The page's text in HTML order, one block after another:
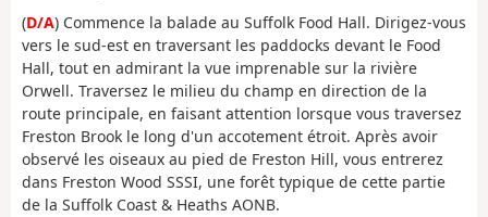
(D/A) Commence la balade au Suffolk Food Hall. Dirigez-vous
vers le sud-est en traversant les paddocks devant le Food
Hall, tout en admirant la vue imprenable sur la rivière
Orwell. Traversez le milieu du champ en direction de la
route principale, en faisant attention lorsque vous traversez
Freston Brook le long d'un accotement étroit. Après avoir
observé les oiseaux au pied de Freston Hill, vous entrerez
dans Freston Wood SSSI, une forêt typique de cette partie
de la Suffolk Coast & Heaths AONB.